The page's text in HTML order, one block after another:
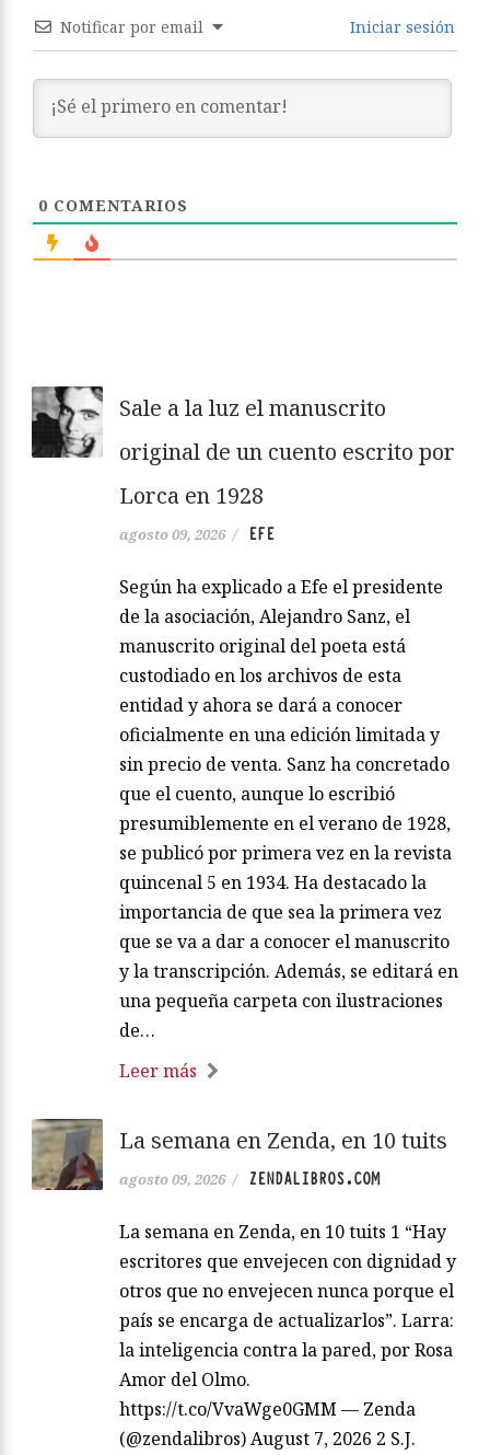
Notificar por email Iniciar sesión
0 COMENTARIOS
Sale a la luz el manuscrito
original de un cuento escrito por
Lorca en 1928
agosto 09, 2026 / EFE
Según ha explicado a Efe el presidente
de la asociación, Alejandro Sanz, el
manuscrito original del poeta está
custodiado en los archivos de esta
entidad y ahora se dará a conocer
oficialmente en una edición limitada y
sin precio de venta. Sanz ha concretado
que el cuento, aunque lo escribió
presumiblemente en el verano de 1928,
se publicó por primera vez en la revista
quincenal 5 en 1934. Ha destacado la
importancia de que sea la primera vez
que se va a dar a conocer el manuscrito
y la transcripción. Además, se editará en
una pequeña carpeta con ilustraciones
de…
Leer más
La semana en Zenda, en 10 tuits
agosto 09, 2026 / ZENDALIBROS.COM
La semana en Zenda, en 10 tuits 1 “Hay
escritores que envejecen con dignidad y
otros que no envejecen nunca porque el
país se encarga de actualizarlos”. Larra:
la inteligencia contra la pared, por Rosa
Amor del Olmo.
https://t.co/VvaWge0GMM — Zenda
(@zendalibros) August 7, 2026 2 S.J.